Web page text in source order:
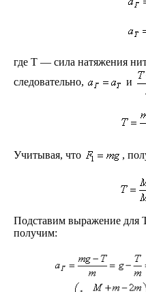
где T — сила натяжения
следовательно,
и
Учитывая, что ,
Подставим выражение для
получим: